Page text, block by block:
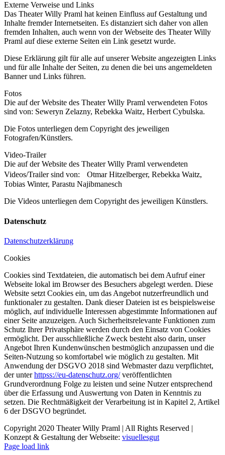
Externe Verweise und Links
Das Theater Willy Praml hat keinen Einfluss auf Gestaltung und
Inhalte fremder Internetseiten. Es distanziert sich daher von allen
fremden Inhalten, auch wenn von der Webseite des Theater Willy
Praml auf diese externe Seiten ein Link gesetzt wurde.
Diese Erklärung gilt für alle auf unserer Website angezeigten Links
und für alle Inhalte der Seiten, zu denen die bei uns angemeldeten
Banner und Links führen.
Fotos
Die auf der Website des Theater Willy Praml verwendeten Fotos
sind von: Seweryn Zelazny, Rebekka Waitz, Herbert Cybulska.
Die Fotos unterliegen dem Copyright des jeweiligen
Fotografen/Künstlers.
Video-Trailer
Die auf der Website des Theater Willy Praml verwendeten
Videos/Trailer sind von: Otmar Hitzelberger, Rebekka Waitz,
Tobias Winter, Parastu Najibmanesch
Die Videos unterliegen dem Copyright des jeweiligen Künstlers.
Datenschutz
Datenschutzerklärung
Cookies
Cookies sind Textdateien, die automatisch bei dem Aufruf einer
Webseite lokal im Browser des Besuchers abgelegt werden. Diese
Website setzt Cookies ein, um das Angebot nutzerfreundlich und
funktionaler zu gestalten. Dank dieser Dateien ist es beispielsweise
möglich, auf individuelle Interessen abgestimmte Informationen auf
einer Seite anzuzeigen. Auch Sicherheitsrelevante Funktionen zum
Schutz Ihrer Privatsphäre werden durch den Einsatz von Cookies
ermöglicht. Der ausschließliche Zweck besteht also darin, unser
Angebot Ihren Kundenwünschen bestmöglich anzupassen und die
Seiten-Nutzung so komfortabel wie möglich zu gestalten. Mit
Anwendung der DSGVO 2018 sind Webmaster dazu verpflichtet,
der unterhttpss://eu-datenschutz.org/veröffentlichten
Grundverordnung Folge zu leisten und seine Nutzer entsprechend
über die Erfassung und Auswertung von Daten in Kenntnis zu
setzen. Die Rechtmäßigkeit der Verarbeitung ist in Kapitel 2, Artikel
6 der DSGVO begründet.
Copyright 2020 Theater Willy Praml | All Rights Reserved |
Konzept & Gestaltung der Webseite: visuellesgut
Page load link